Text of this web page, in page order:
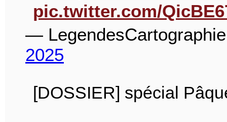
pic.twitter.com/
—
2025
[DOSSIER] spécial